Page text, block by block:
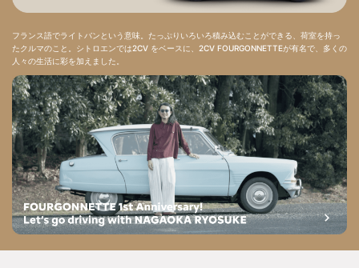
フランス語でライトバンという意味。たっぷりいろいろ積み込むことができる、荷室を持っ
たクルマのこと。シトロエンでは2CV をベースに、2CV FOURGONNETTEが有名で、多くの
人々の生活に彩を加えました。